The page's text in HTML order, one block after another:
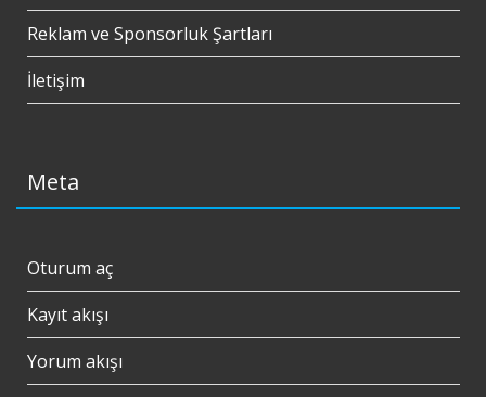
Reklam ve Sponsorluk Şartları
İletişim
Meta
Oturum aç
Kayıt akışı
Yorum akışı